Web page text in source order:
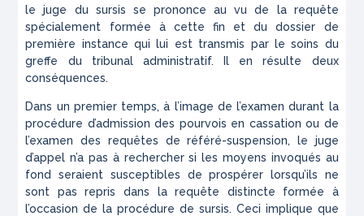
le juge du sursis se prononce au vu de la requête
spécialement formée à cette fin et du dossier de
première instance qui lui est transmis par le soins du
greffe du tribunal administratif. Il en résulte deux
conséquences.
Dans un premier temps, à l’image de l’examen durant la
procédure d’admission des pourvois en cassation ou de
l’examen des requêtes de référé-suspension, le juge
d’appel n’a pas à rechercher si les moyens invoqués au
fond seraient susceptibles de prospérer lorsqu’ils ne
sont pas repris dans la requête distincte formée à
l’occasion de la procédure de sursis. Ceci implique que